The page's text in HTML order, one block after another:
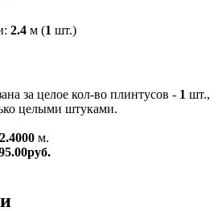
2.4 м (1 шт.)
за целое кол-во плинтусов - 1 шт.,
целыми штуками.
2.4000 м.
руб.